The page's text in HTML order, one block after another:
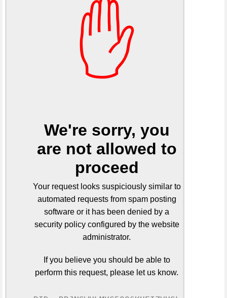
✋
We're sorry, you
are not allowed to
proceed
Your request looks suspiciously similar to
automated requests from spam posting
software or it has been denied by a
security policy configured by the website
administrator.
If you believe you should be able to
perform this request, please let us know.